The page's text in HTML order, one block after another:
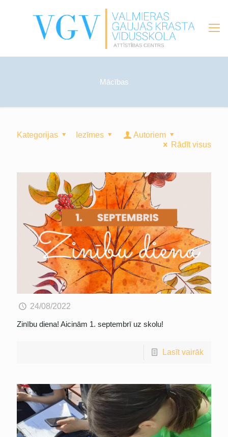
Mācības
Kategorijas Iezīmes
Autoriem
Rādīt visus
24/08/2022
Zinību diena! Aicinām 1. septembrī uz skolu!
Lasīt vairāk